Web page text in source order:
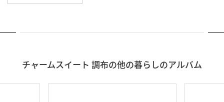
チャームスイート 調布の他の暮らしのアルバム